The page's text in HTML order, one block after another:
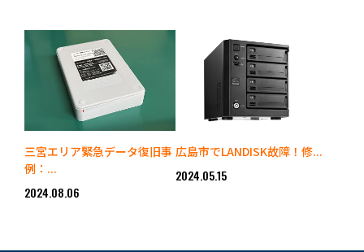
三宮エリア緊急データ復旧事
例：...
2024.08.06
広島市でLANDISK故障！修...
2024.05.15